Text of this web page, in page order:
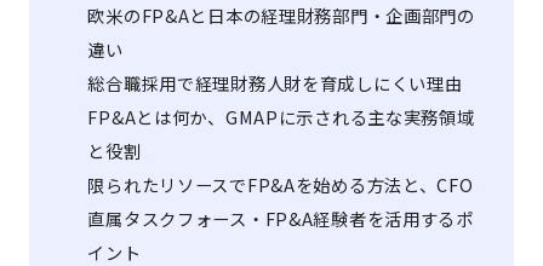
欧米のFP&Aと日本の経理財務部門・企画部門の
違い
総合職採用で経理財務人財を育成しにくい理由
FP&Aとは何か、GMAPに示される主な実務領域
と役割
限られたリソースでFP&Aを始める方法と、CFO
直属タスクフォース・FP&A経験者を活用するポ
イント